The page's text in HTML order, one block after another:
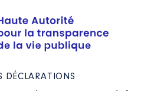
DÉCLARATIONS